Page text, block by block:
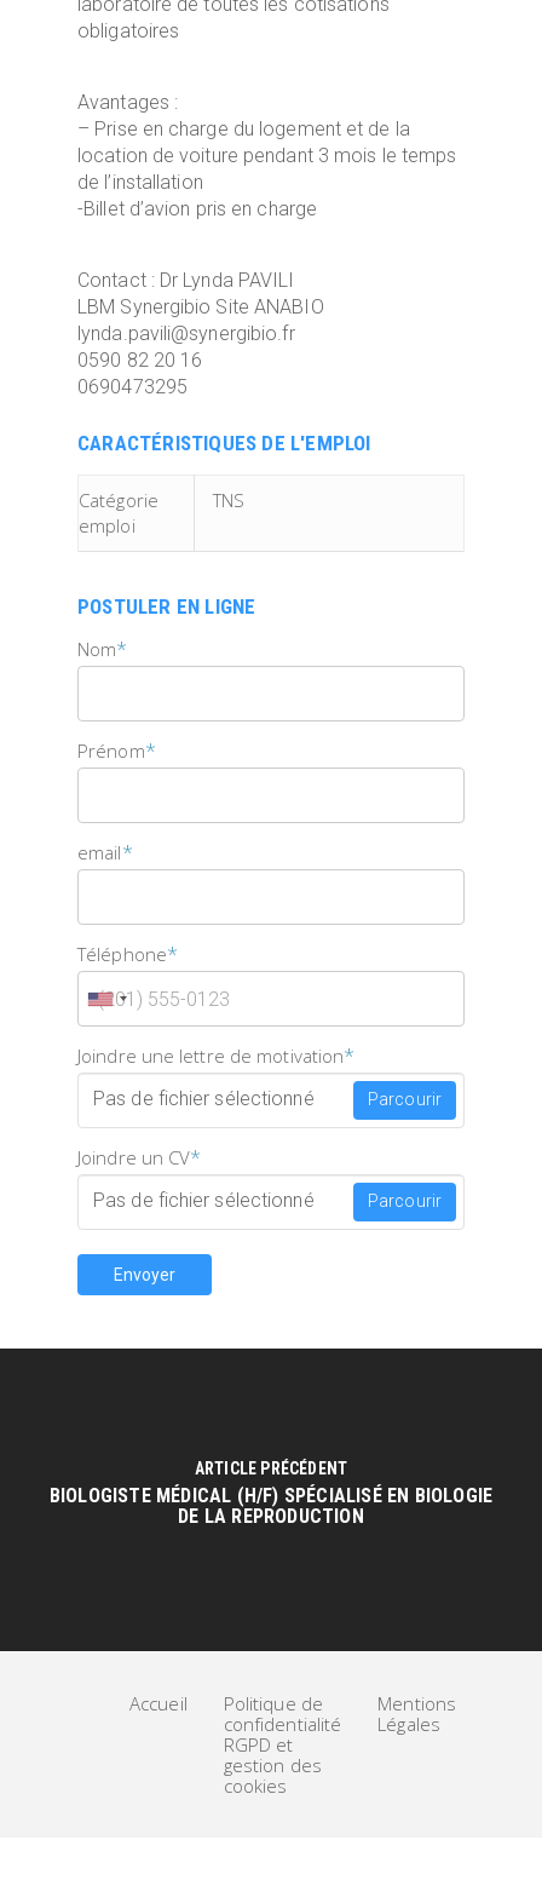
obligatoires
Avantages :
– Prise en charge du logement et de la
location de voiture pendant 3 mois le temps
de l’installation
-Billet d’avion pris en charge
Contact : Dr Lynda PAVILI
LBM Synergibio Site ANABIO
lynda.pavili@synergibio.fr
0590 82 20 16
0690473295
CARACTÉRISTIQUES DE L'EMPLOI
Catégorie
emploi
TNS
POSTULER EN LIGNE
Nom*
Prénom*
email*
Téléphone*
Joindre une lettre de motivation*
Pas de fichier sélectionné Parcourir
Joindre un CV*
Pas de fichier sélectionné Parcourir
Envoyer
ARTICLE PRÉCÉDENT
BIOLOGISTE MÉDICAL (H/F) SPÉCIALISÉ EN BIOLOGIE
DE LA REPRODUCTION
Accueil
Politique de
confidentialité
RGPD et
gestion des
cookies
Mentions
Légales